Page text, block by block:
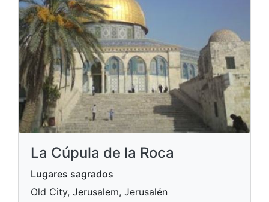
La Cúpula de la Roca
Lugares sagrados
Old City, Jerusalem, Jerusalén